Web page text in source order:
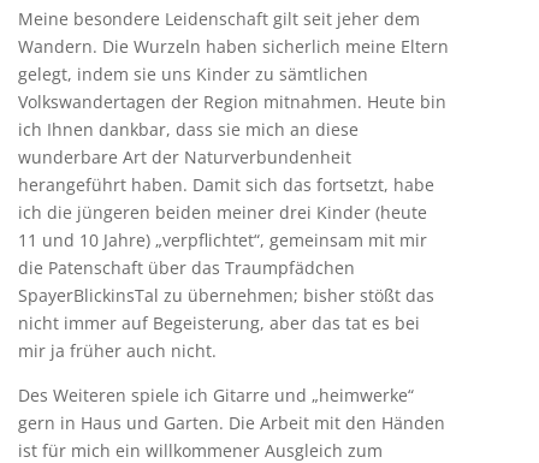
Meine besondere Leidenschaft gilt seit jeher dem
Wandern. Die Wurzeln haben sicherlich meine Eltern
gelegt, indem sie uns Kinder zu sämtlichen
Volkswandertagen der Region mitnahmen. Heute bin
ich Ihnen dankbar, dass sie mich an diese
wunderbare Art der Naturverbundenheit
herangeführt haben. Damit sich das fortsetzt, habe
ich die jüngeren beiden meiner drei Kinder (heute
11 und 10 Jahre) „verpflichtet“, gemeinsam mit mir
die Patenschaft über das Traumpfädchen
SpayerBlickinsTal zu übernehmen; bisher stößt das
nicht immer auf Begeisterung, aber das tat es bei
mir ja früher auch nicht.
Des Weiteren spiele ich Gitarre und „heimwerke“
gern in Haus und Garten. Die Arbeit mit den Händen
ist für mich ein willkommener Ausgleich zum